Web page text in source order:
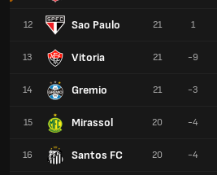
12 Sao Paulo
13 Vitoria
14 Gremio
15 Mirassol
16 Santos FC
21 1
21 -9
21 -3
20 -4
20 -4